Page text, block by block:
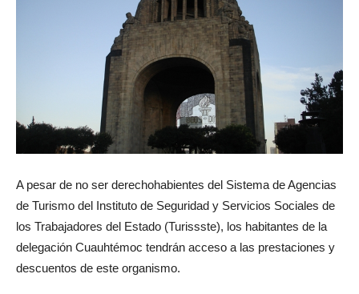
A pesar de no ser derechohabientes del Sistema de Agencias
de Turismo del Instituto de Seguridad y Servicios Sociales de
los Trabajadores del Estado (Turissste), los habitantes de la
delegación Cuauhtémoc tendrán acceso a las prestaciones y
descuentos de este organismo.